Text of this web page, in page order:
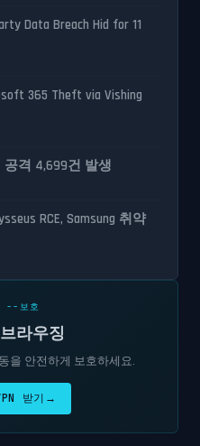
Data Breach Hid for 11
365 Theft via Vishing
격 4,699건 발생
RCE, Samsung 취약
--보호
라우징
을 안전하게 보호하세요.
받기 →